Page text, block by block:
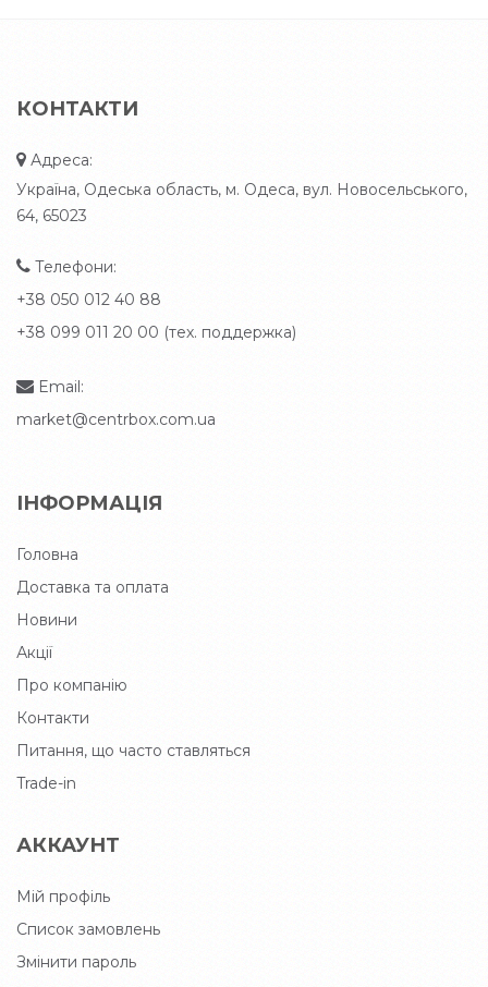
КОНТАКТИ
Адреса:
Україна, Одеська область, м. Одеса, вул. Новосельського,
64, 65023
Телефони:
+38 050 012 40 88
+38 099 011 20 00 (тех. поддержка)
Email:
market@centrbox.com.ua
ІНФОРМАЦІЯ
Головна
Доставка та оплата
Новини
Акції
Про компанію
Контакти
Питання, що часто ставляться
Trade-in
АККАУНТ
Мій профіль
Список замовлень
Змінити пароль